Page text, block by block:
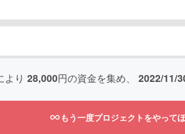
より 28,000円の資金を集め、 2022/11/
もう一度プロジェクトをやって